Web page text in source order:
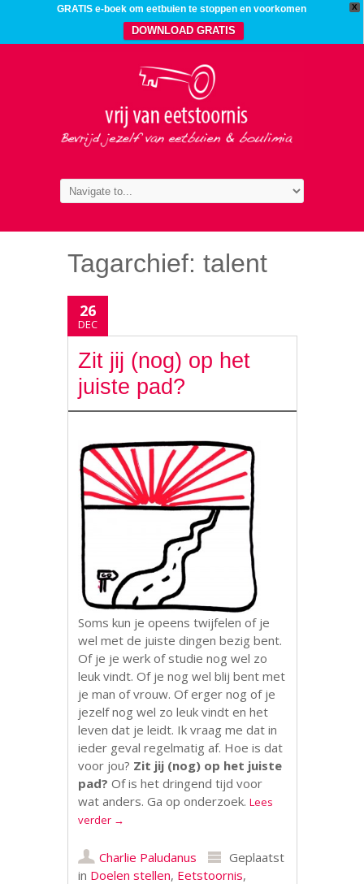
X
GRATIS e-boek om eetbuien te stoppen en voorkomen
DOWNLOAD GRATIS
Tagarchief: talent
26
DEC
Zit jij (nog) op het
juiste pad?
Soms kun je opeens twijfelen of je
wel met de juiste dingen bezig bent.
Of je je werk of studie nog wel zo
leuk vindt. Of je nog wel blij bent met
je man of vrouw. Of erger nog of je
jezelf nog wel zo leuk vindt en het
leven dat je leidt. Ik vraag me dat in
ieder geval regelmatig af. Hoe is dat
voor jou? Zit jij (nog) op het juiste
pad? Of is het dringend tijd voor
wat anders. Ga op onderzoek.Lees
verder →
Charlie Paludanus
Geplaatst
in Doelen stellen, Eetstoornis,